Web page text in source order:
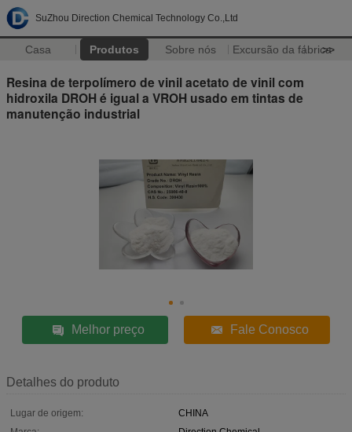
SuZhou Direction Chemical Technology Co.,Ltd
Casa Produtos Sobre nós Excursão da fábrica
>>
Resina de terpolímero de vinil acetato de vinil com
hidroxila DROH é igual a VROH usado em tintas de
manutenção industrial
Melhor preço Fale Conosco
Detalhes do produto
Lugar de origem:
CHINA